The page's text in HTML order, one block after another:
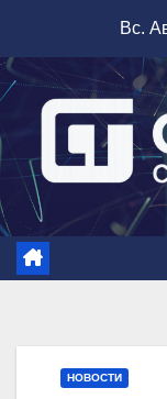
содержимому
Вс.
НОВОСТИ